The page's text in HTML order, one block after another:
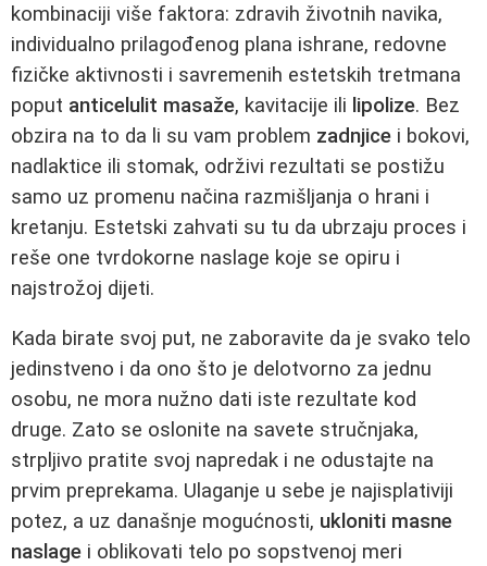
kombinaciji više faktora: zdravih životnih navika,
individualno prilagođenog plana ishrane, redovne
fizičke aktivnosti i savremenih estetskih tretmana
poput anticelulit masaže, kavitacije ili lipolize. Bez
obzira na to da li su vam problem zadnjice i bokovi,
nadlaktice ili stomak, održivi rezultati se postižu
samo uz promenu načina razmišljanja o hrani i
kretanju. Estetski zahvati su tu da ubrzaju proces i
reše one tvrdokorne naslage koje se opiru i
najstrožoj dijeti.
Kada birate svoj put, ne zaboravite da je svako telo
jedinstveno i da ono što je delotvorno za jednu
osobu, ne mora nužno dati iste rezultate kod
druge. Zato se oslonite na savete stručnjaka,
strpljivo pratite svoj napredak i ne odustajte na
prvim preprekama. Ulaganje u sebe je najisplativiji
potez, a uz današnje mogućnosti, ukloniti masne
naslage i oblikovati telo po sopstvenoj meri